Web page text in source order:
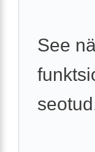
See